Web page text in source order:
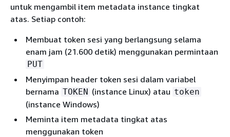
untuk mengambil item metadata instance tingkat
atas. Setiap contoh:
Membuat token sesi yang berlangsung selama
enam jam (21.600 detik) menggunakan permintaan
PUT
Menyimpan header token sesi dalam variabel
bernama TOKEN (instance Linux) atau token
(instance Windows)
Meminta item metadata tingkat atas
menggunakan token